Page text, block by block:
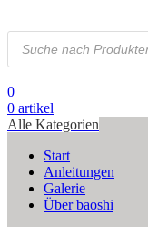
Products
search
0
0 artikel
Alle Kategorien
Start
Anleitungen
Galerie
Über baoshi